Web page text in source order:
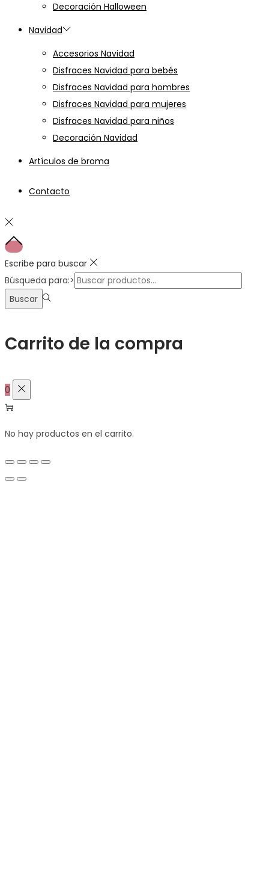
Decoración Halloween
Navidad
Accesorios Navidad
Disfraces Navidad para bebés
Disfraces Navidad para hombres
Disfraces Navidad para mujeres
Disfraces Navidad para niños
Decoración Navidad
Artículos de broma
Contacto
Escribe para buscar
Búsqueda para:>
Buscar
Carrito de la compra
0
No hay productos en el carrito.